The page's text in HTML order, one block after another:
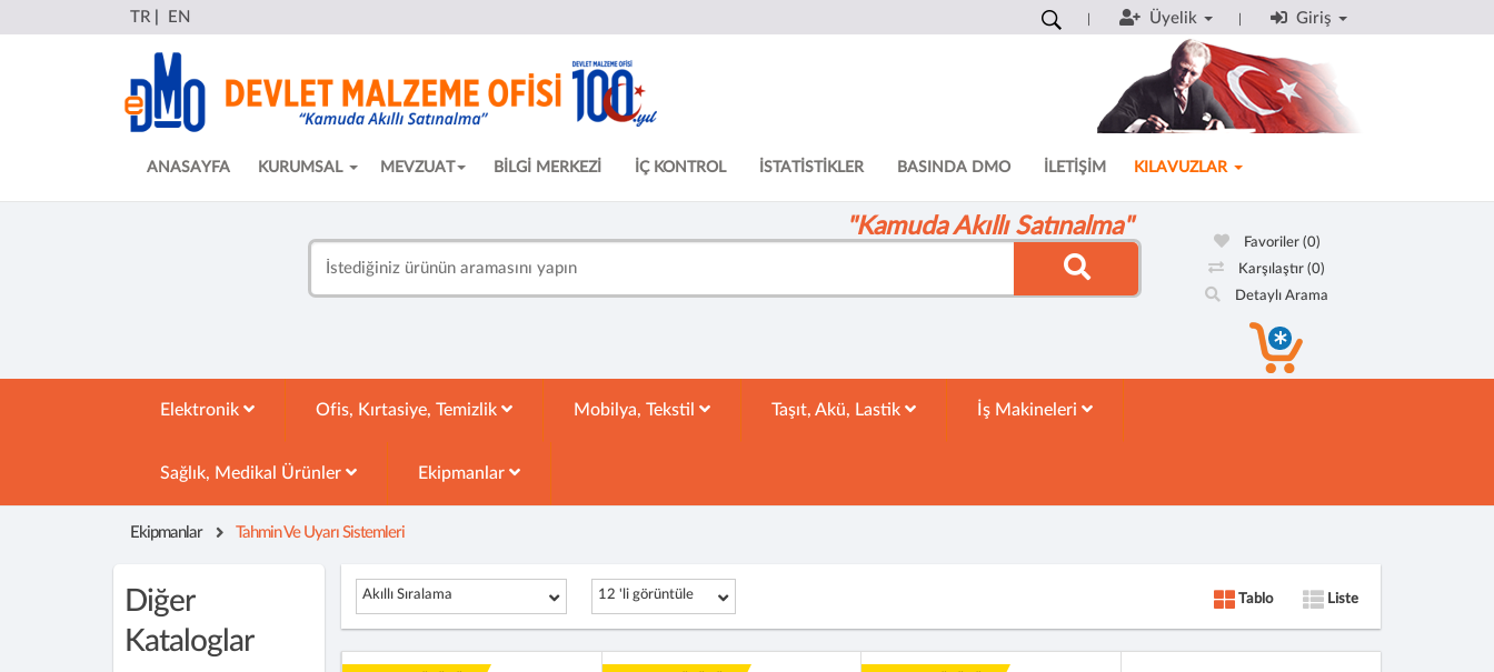
TR EN Üyelik Giriş
ANASAYFA KURUMSAL MEVZUAT BİLGİ MERKEZİ İÇ KONTROL İSTATİSTİKLER BASINDA DMO İLETİŞİM KILAVUZLAR
"Kamuda Akıllı Satınalma"
Favoriler (0)
Karşılaştır (0)
Detaylı Arama
Elektronik Ofis, Kırtasiye, Temizlik Mobilya, Tekstil Taşıt, Akü, Lastik İş Makineleri
Sağlık, Medikal Ürünler Ekipmanlar
Ekipmanlar Tahmin Ve Uyarı Sistemleri
Diğer
Kataloglar
Akıllı Sıralama 12 'li görüntüle Tablo Liste